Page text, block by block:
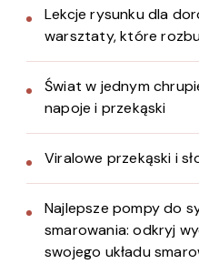
Lekcje rysunku dla
warsztaty, które
Świat w jednym
napoje i przekąski
Viralowe przekąski i
Najlepsze pompy do
smarowania: odkryj
swojego układu